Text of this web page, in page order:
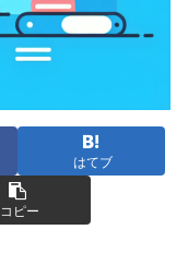
はてブ
コピー